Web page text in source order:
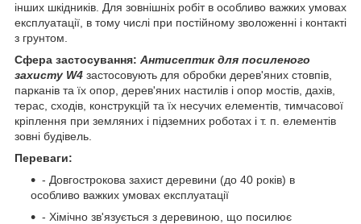
інших шкідників. Для зовнішніх робіт в особливо важких умовах
експлуатації, в тому числі при постійному зволоженні і контакті
з грунтом.
Сфера застосування: Антисептик для посиленого
захисту W4 застосовують для обробки дерев'яних стовпів,
парканів та їх опор, дерев'яних настилів і опор мостів, дахів,
терас, сходів, конструкцій та їх несучих елементів, тимчасової
кріплення при земляних і підземних роботах і т. п. елементів
зовні будівель.
Переваги:
- Довгострокова захист деревини (до 40 років) в
особливо важких умовах експлуатації
- Хімічно зв'язується з деревиною, що посилює